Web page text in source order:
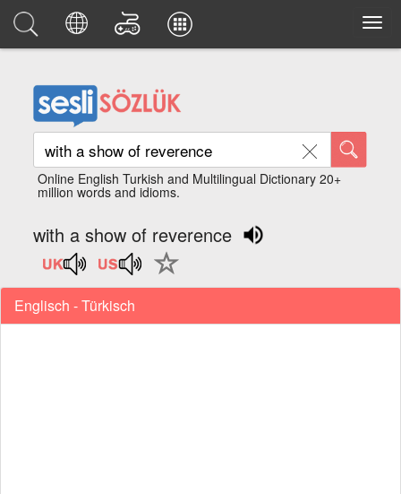
Online English Turkish and Multilingual Dictionary 20+
million words and idioms.
with a show of reverence
Englisch - Türkisch